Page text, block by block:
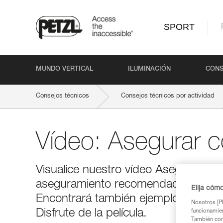
SPORT
MUNDO VERTICAL ILUMINACIÓN
Consejos técnicos Consejos técnicos por actividad
Vídeo: Asegurar
Visualice nuestro vídeo Asegurar
aseguramiento recomendada por
Encontrará también ejemplos de
Disfrute de la película.
Elija
Nosotros
También